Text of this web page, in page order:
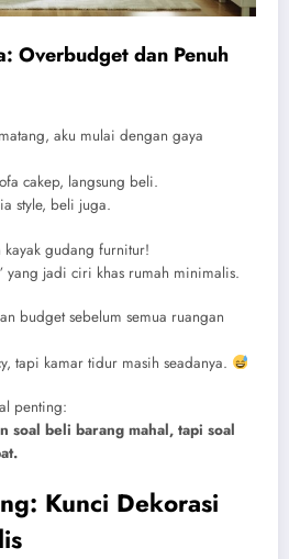
Overbudget dan Penuh
aku mulai dengan gaya
cakep, langsung beli.
style, beli juga.
gudang furnitur!
yang jadi ciri khas rumah minimalis.
budget sebelum semua ruangan
tapi kamar tidur masih seadanya.
penting:
soal beli barang mahal, tapi soal
Kunci Dekorasi